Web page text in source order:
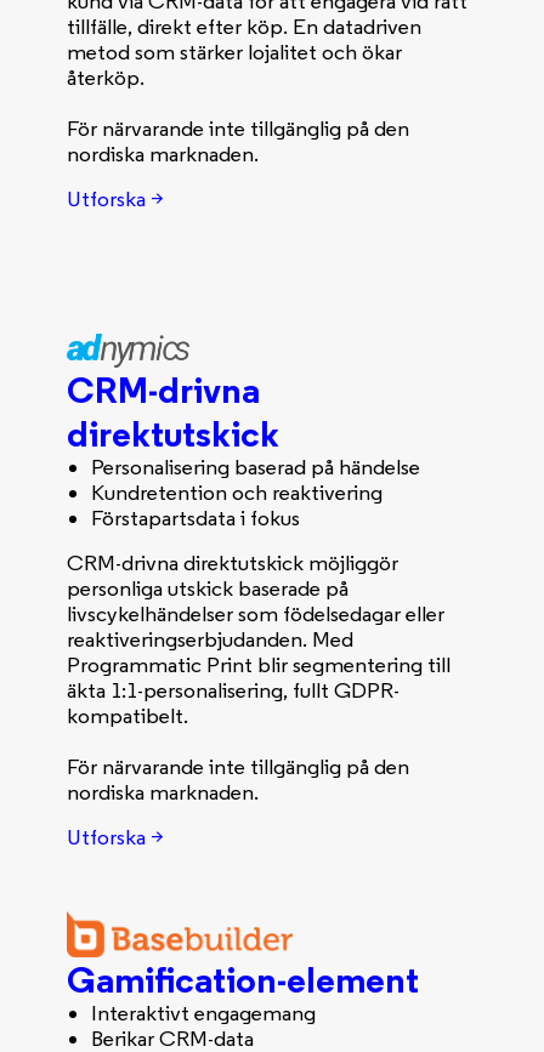
tillfälle, direkt efter köp. En datadriven
metod som stärker lojalitet och ökar
återköp.
För närvarande inte tillgänglig på den
nordiska marknaden.
Utforska >
CRM-drivna
direktutskick
Personalisering baserad på händelse
Kundretention och reaktivering
Förstapartsdata i fokus
CRM-drivna direktutskick möjliggör
personliga utskick baserade på
livscykelhändelser som födelsedagar eller
reaktiveringserbjudanden. Med
Programmatic Print blir segmentering till
äkta 1:1-personalisering, fullt GDPR-
kompatibelt.
För närvarande inte tillgänglig på den
nordiska marknaden.
Utforska >
Gamification-element
Interaktivt engagemang
Berikar CRM-data